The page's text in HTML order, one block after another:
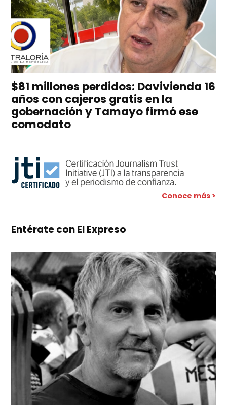
$81 millones perdidos: Davivienda 16
años con cajeros gratis en la
gobernación y Tamayo firmó ese
comodato
Conoce más >
Entérate con El Expreso